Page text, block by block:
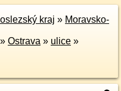
kraj » Moravsko-
» Ostrava » ulice »